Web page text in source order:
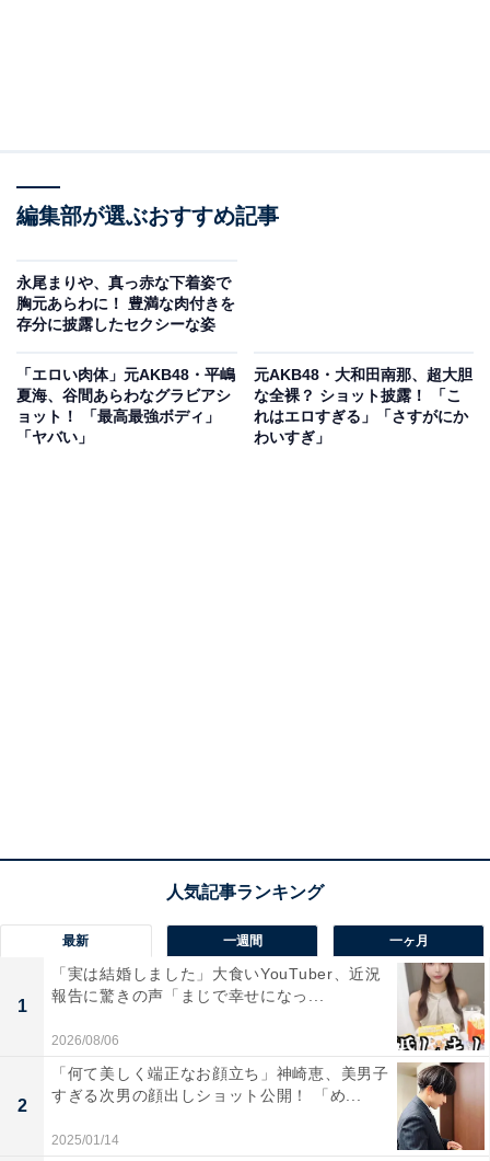
編集部が選ぶおすすめ記事
永尾まりや、真っ赤な下着姿で
胸元あらわに！ 豊満な肉付きを
存分に披露したセクシーな姿
「エロい肉体」元AKB48・平嶋
夏海、谷間あらわなグラビアシ
ョット！ 「最高最強ボディ」
「ヤバい」
元AKB48・大和田南那、超大胆
な全裸？ ショット披露！ 「こ
れはエロすぎる」「さすがにか
わいすぎ」
最新 一週間 一ヶ月
1
「実は結婚しました」大食いYouTuber、近況
報告に驚きの声「まじで幸せになっ...
2026/08/06
2
「何て美しく端正なお顔立ち」神崎恵、美男子
すぎる次男の顔出しショット公開！ 「め...
2025/01/14